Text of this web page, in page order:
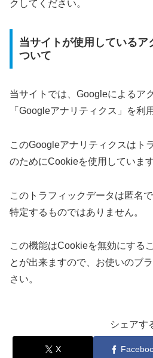
クしてください。
当サイトが使用しているア
ついて
当サイトでは、Googleによるア
「Googleアナリティクス」を利
このGoogleアナリティクスはト
のためにCookieを使用しています
このトラフィックデータは匿名
特定するものではありません。
この機能はCookieを無効にする
とが出来ますので、お使いのブ
さい。
シェアす
X